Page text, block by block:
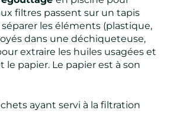
filtres passent sur un tapis
les éléments (plastique,
dans une déchiqueteuse,
extraire les huiles usagées et
papier. Le papier est à son
ayant servi à la filtration